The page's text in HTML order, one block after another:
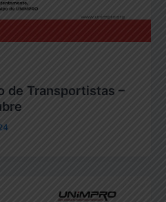
de Transportistas –